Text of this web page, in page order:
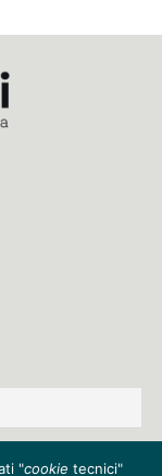
"cookie tecnici"